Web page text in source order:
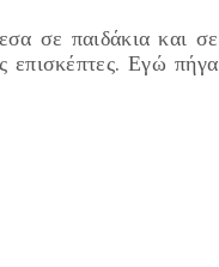
σε παιδάκια και σε
επισκέπτες. Εγώ πήγα